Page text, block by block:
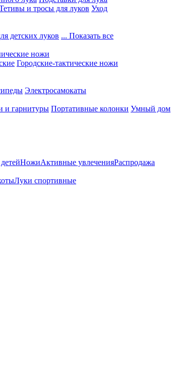
и тросы для луков Уход
детских луков ... Показать все
ножи
Городские-тактические ножи
Электросамокаты
и гарнитуры Портативные колонки Умный дом
НожиАктивные увлеченияРаспродажа
Луки спортивные